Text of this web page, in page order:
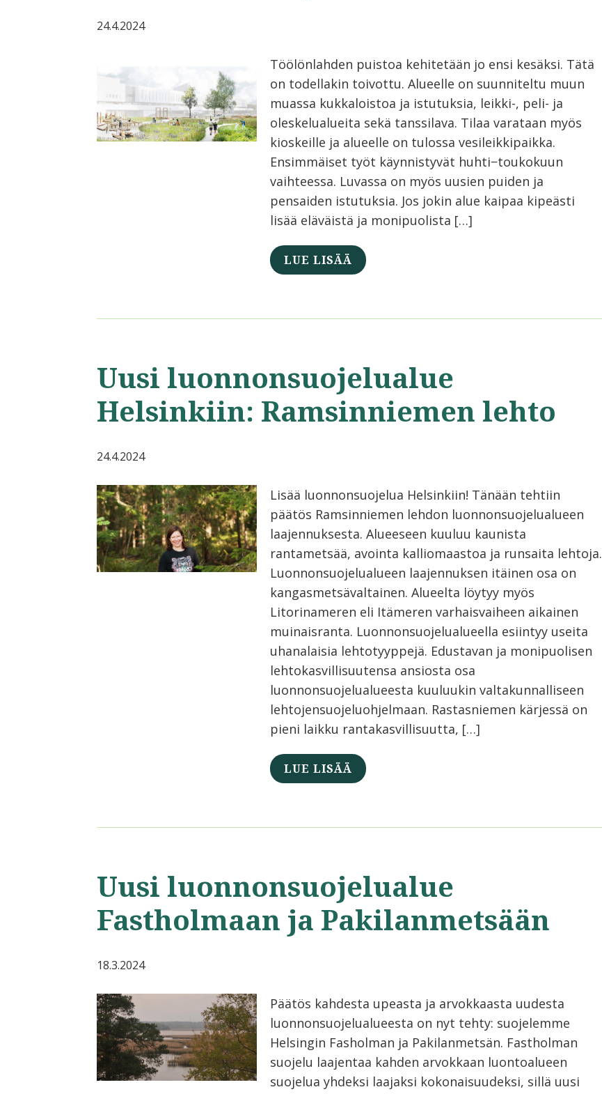
24.4.2024
Töölönlahden puistoa kehitetään jo ensi kesäksi. Tätä
on todellakin toivottu. Alueelle on suunniteltu muun
muassa kukkaloistoa ja istutuksia, leikki-, peli- ja
oleskelualueita sekä tanssilava. Tilaa varataan myös
kioskeille ja alueelle on tulossa vesileikkipaikka.
Ensimmäiset työt käynnistyvät huhti−toukokuun
vaihteessa. Luvassa on myös uusien puiden ja
pensaiden istutuksia. Jos jokin alue kaipaa kipeästi
lisää eläväistä ja monipuolista […]
LUE LISÄÄ
Uusi luonnonsuojelualue
Helsinkiin: Ramsinniemen lehto
24.4.2024
Lisää luonnonsuojelua Helsinkiin! Tänään tehtiin
päätös Ramsinniemen lehdon luonnonsuojelualueen
laajennuksesta. Alueeseen kuuluu kaunista
rantametsää, avointa kalliomaastoa ja runsaita lehtoja.
Luonnonsuojelualueen laajennuksen itäinen osa on
kangasmetsävaltainen. Alueelta löytyy myös
Litorinameren eli Itämeren varhaisvaiheen aikainen
muinaisranta. Luonnonsuojelualueella esiintyy useita
uhanalaisia lehtotyyppejä. Edustavan ja monipuolisen
lehtokasvillisuutensa ansiosta osa
luonnonsuojelualueesta kuuluukin valtakunnalliseen
lehtojensuojeluohjelmaan. Rastasniemen kärjessä on
pieni laikku rantakasvillisuutta, […]
LUE LISÄÄ
Uusi luonnonsuojelualue
Fastholmaan ja Pakilanmetsään
18.3.2024
Päätös kahdesta upeasta ja arvokkaasta uudesta
luonnonsuojelualueesta on nyt tehty: suojelemme
Helsingin Fasholman ja Pakilanmetsän. Fastholman
suojelu laajentaa kahden arvokkaan luontoalueen
suojelua yhdeksi laajaksi kokonaisuudeksi, sillä uusi